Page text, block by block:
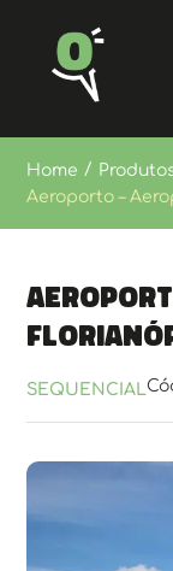
Home /
Aeroporto –
SEQUENCIAL